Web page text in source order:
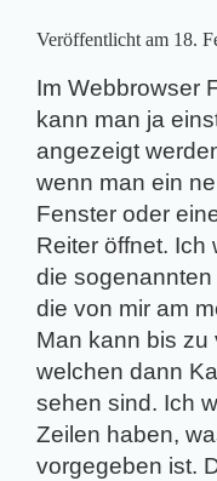
Veröffentlicht am 18.
Im Webbrowser
kann man ja
angezeigt
wenn man ein
Fenster oder
Reiter öffnet. Ich
die sogenannten
die von mir am
Man kann bis zu
welchen dann
sehen sind. Ich
Zeilen haben,
vorgegeben ist.